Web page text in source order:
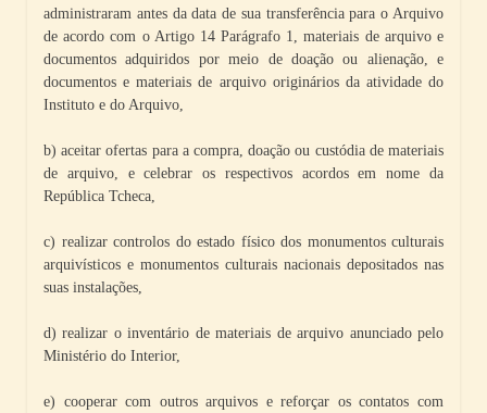
administraram antes da data de sua transferência para o Arquivo
de acordo com o Artigo 14 Parágrafo 1, materiais de arquivo e
documentos adquiridos por meio de doação ou alienação, e
documentos e materiais de arquivo originários da atividade do
Instituto e do Arquivo,
b) aceitar ofertas para a compra, doação ou custódia de materiais
de arquivo, e celebrar os respectivos acordos em nome da
República Tcheca,
c) realizar controlos do estado físico dos monumentos culturais
arquivísticos e monumentos culturais nacionais depositados nas
suas instalações,
d) realizar o inventário de materiais de arquivo anunciado pelo
Ministério do Interior,
e) cooperar com outros arquivos e reforçar os contatos com